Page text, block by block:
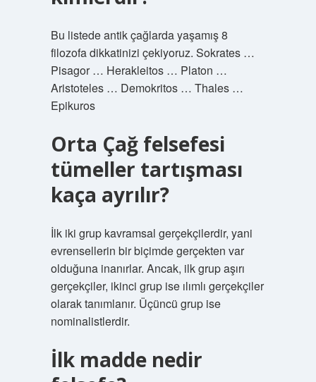
Bu listede antik çağlarda yaşamış 8
filozofa dikkatinizi çekiyoruz. Sokrates …
Pisagor … Herakleitos … Platon …
Aristoteles … Demokritos … Thales …
Epikuros
Orta Çağ felsefesi
tümeller tartışması
kaça ayrılır?
İlk iki grup kavramsal gerçekçilerdir, yani
evrensellerin bir biçimde gerçekten var
olduğuna inanırlar. Ancak, ilk grup aşırı
gerçekçiler, ikinci grup ise ılımlı gerçekçiler
olarak tanımlanır. Üçüncü grup ise
nominalistlerdir.
İlk madde nedir